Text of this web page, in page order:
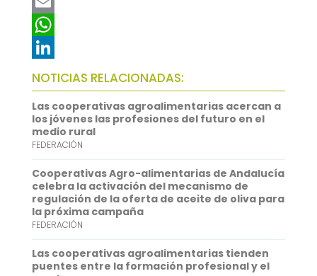
c
e
b
o
o
k
w
t
t
e
r
E
m
a
i
l
W
h
a
t
s
A
p
p
L
i
n
k
e
d
I
n
NOTICIAS RELACIONADAS:
Las cooperativas agroalimentarias acercan a
los jóvenes las profesiones del futuro en el
medio rural
FEDERACIÓN
Cooperativas Agro-alimentarias de Andalucía
celebra la activación del mecanismo de
regulación de la oferta de aceite de oliva para
la próxima campaña
FEDERACIÓN
Las cooperativas agroalimentarias tienden
puentes entre la formación profesional y el